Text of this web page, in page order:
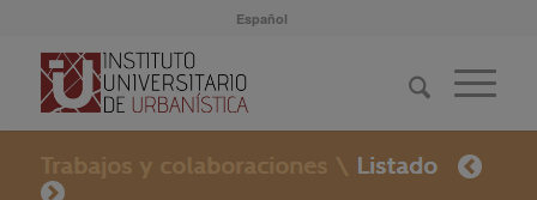
Español